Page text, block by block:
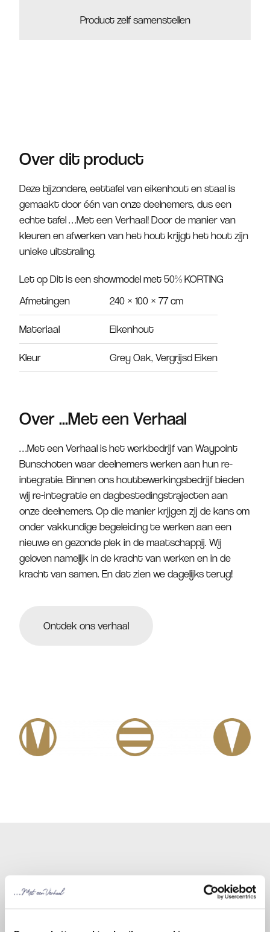
Product zelf samenstellen
Over dit product
Deze bijzondere, eettafel van eikenhout en staal is
gemaakt door één van onze deelnemers, dus een
echte tafel …Met een Verhaal! Door de manier van
kleuren en afwerken van het hout krijgt het hout zijn
unieke uitstraling.
Let op Dit is een showmodel met 50% KORTING
Afmetingen
240 × 100 × 77 cm
Materiaal Eikenhout
Kleur Grey Oak, Vergrijsd Eiken
Over ...Met een Verhaal
…Met een Verhaal is het werkbedrijf van Waypoint
Bunschoten waar deelnemers werken aan hun re-
integratie. Binnen ons houtbewerkingsbedrijf bieden
wij re-integratie en dagbestedingstrajecten aan
onze deelnemers. Op die manier krijgen zij de kans om
onder vakkundige begeleiding te werken aan een
nieuwe en gezonde plek in de maatschappij. Wij
geloven namelijk in de kracht van werken en in de
kracht van samen. En dat zien we dagelijks terug!
Ontdek ons verhaal
Product zelf samenstellen